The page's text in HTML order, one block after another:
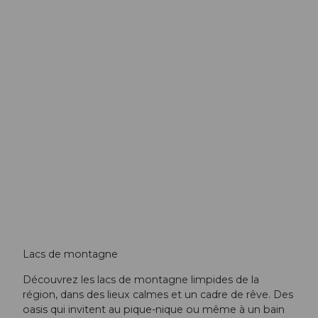
Lacs de montagne
Découvrez les lacs de montagne limpides de la
région, dans des lieux calmes et un cadre de rêve. Des
oasis qui invitent au pique-nique ou même à un bain